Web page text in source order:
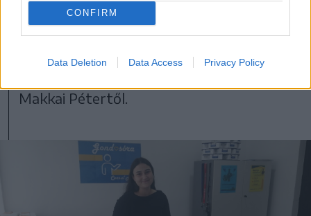
CONFIRM
Data Deletion Data Access Privacy Policy
sem ez a szolgáltatás, a Diakónia 2006-
ban már megszervezett egy hasonlót, de
a vezetékes telefonok korában ez nem
Makkai Pétertől.